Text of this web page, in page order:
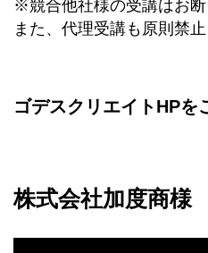
※競合他社様の受講はお断
また、代理受講も原則禁
ゴデスクリエイトHPを
株式会社加度商様